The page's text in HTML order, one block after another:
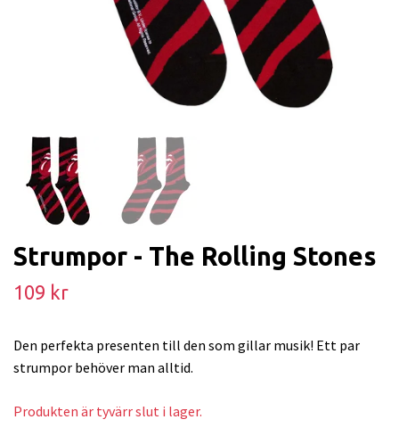
Strumpor - The Rolling Stones
109 kr
Den perfekta presenten till den som gillar musik! Ett par
strumpor behöver man alltid.
Produkten är tyvärr slut i lager.